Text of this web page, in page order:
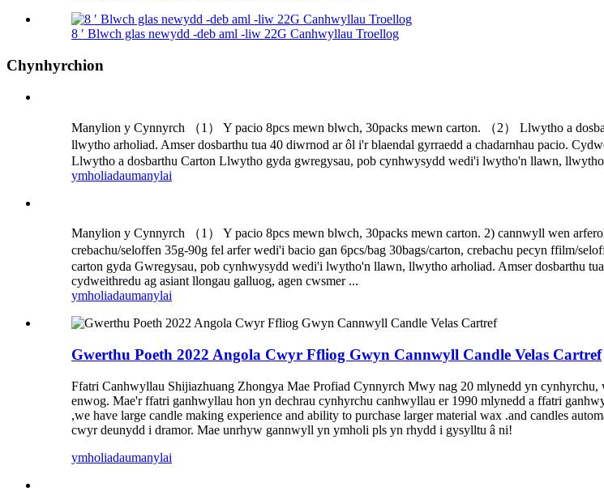
8 ′ Blwch glas newydd -deb aml -liw 22G Canhwyllau Troellog
Chynhyrchion
Manylion y Cynnyrch （1） Y pacio 8pcs mewn blwch, 30packs mewn carton. （2） Llwytho a
llwytho arholiad. Amser dosbarthu tua 40 diwrnod ar ôl i'r blaendal gyrraedd a chadarnhau pacio.
Llwytho a dosbarthu Carton Llwytho gyda gwregysau, pob cynhwysydd wedi'i lwytho'n llawn,
ymholiadaumanylai
Manylion y Cynnyrch （1） Y pacio 8pcs mewn blwch, 30packs mewn carton. 2) cannwyll wen
crebachu/seloffen 35g-90g fel arfer wedi'i bacio gan 6pcs/bag 30bags/carton, crebachu pecyn ffilm/
carton gyda Gwregysau, pob cynhwysydd wedi'i lwytho'n llawn, llwytho arholiad. Amser dosbarthu
cydweithredu ag asiant llongau galluog, agen cwsmer ...
ymholiadaumanylai
Gwerthu Poeth 2022 Angola Cwyr Ffliog Gwyn Cannwyll Candle Velas Cartref
Ffatri Canhwyllau Shijiazhuang Zhongya Mae Profiad Cynnyrch Mwy nag 20 mlynedd yn
enwog. Mae'r ffatri ganhwyllau hon yn dechrau cynhyrchu canhwyllau er 1990 mlynedd a ffatri
,we have large candle making experience and ability to purchase larger material wax .and candles
cwyr deunydd i dramor. Mae unrhyw gannwyll yn ymholi pls yn rhydd i gysylltu â ni!
ymholiadaumanylai